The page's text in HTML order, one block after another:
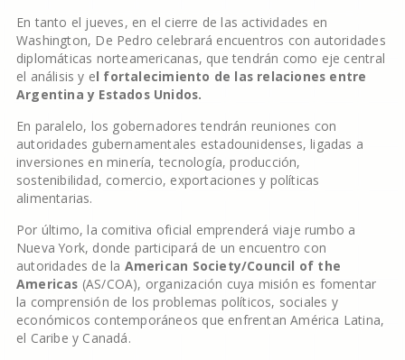
En tanto el jueves, en el cierre de las actividades en
Washington, De Pedro celebrará encuentros con autoridades
diplomáticas norteamericanas, que tendrán como eje central
el análisis y el fortalecimiento de las relaciones entre
Argentina y Estados Unidos.
En paralelo, los gobernadores tendrán reuniones con
autoridades gubernamentales estadounidenses, ligadas a
inversiones en minería, tecnología, producción,
sostenibilidad, comercio, exportaciones y políticas
alimentarias.
Por último, la comitiva oficial emprenderá viaje rumbo a
Nueva York, donde participará de un encuentro con
autoridades de la American Society/Council of the
Americas (AS/COA), organización cuya misión es fomentar
la comprensión de los problemas políticos, sociales y
económicos contemporáneos que enfrentan América Latina,
el Caribe y Canadá.